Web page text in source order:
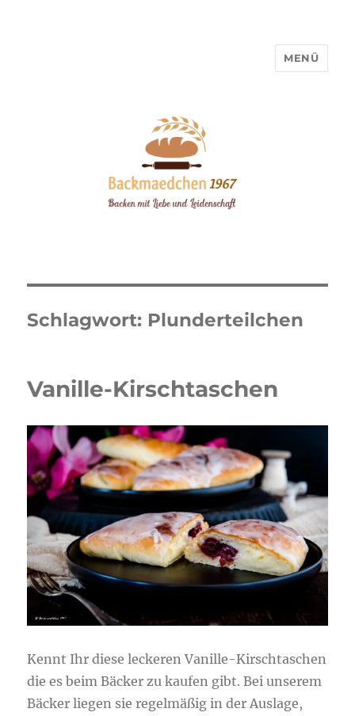
MENÜ
Schlagwort: Plunderteilchen
Vanille-Kirschtaschen
Kennt Ihr diese leckeren Vanille-Kirschtaschen
die es beim Bäcker zu kaufen gibt. Bei unserem
Bäcker liegen sie regelmäßig in der Auslage,